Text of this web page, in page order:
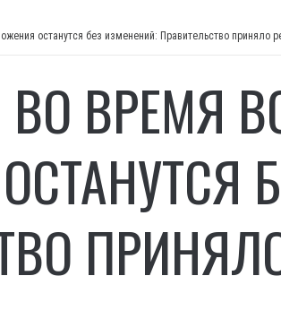
останутся без изменений: Правительство приняло
ВРЕМЯ